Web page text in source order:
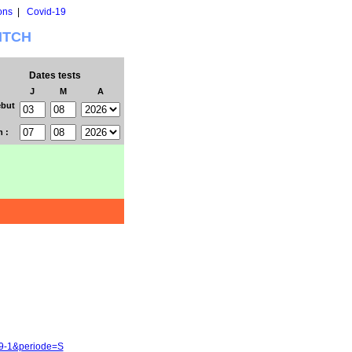
| Covid-19
Dates tests
J M
A
:
1&periode=S